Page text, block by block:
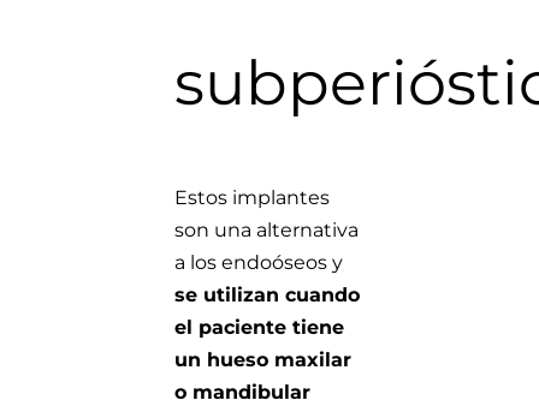
Estos implantes
son una alternativa
a los endoóseos y
se utilizan cuando
el paciente tiene
un hueso maxilar
o mandibular